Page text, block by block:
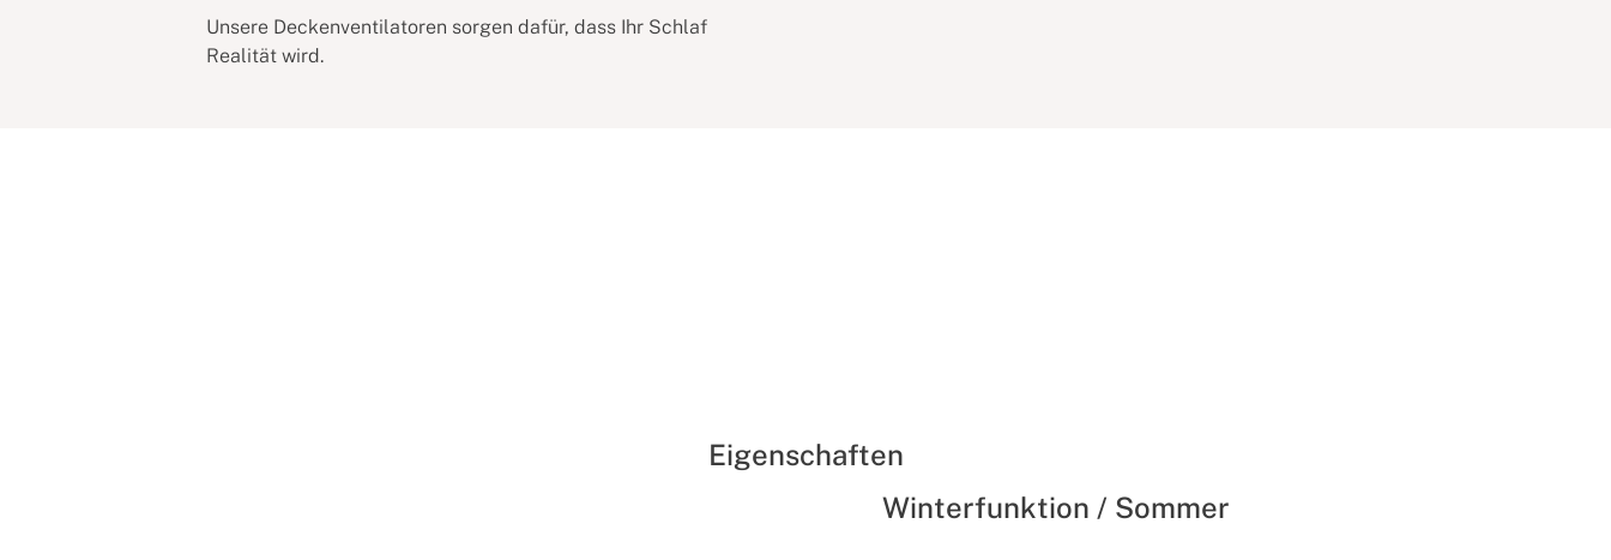
Unsere Deckenventilatoren sorgen dafür, dass Ihr Schlaf
Realität wird.
Eigenschaften
Winterfunktion / Sommer